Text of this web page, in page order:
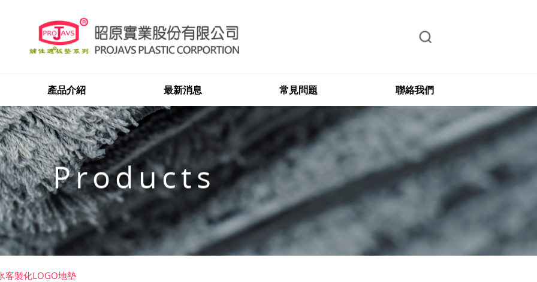
產品介紹 最新消息 常見問題 聯絡我們
Products
客製化LOGO地墊